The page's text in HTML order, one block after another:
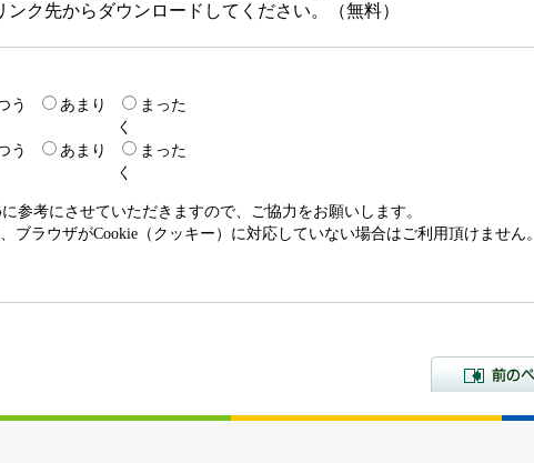
ク先からダウンロードしてください。（無料）
う あまり
まった
く
う あまり
まった
く
参考にさせていただきますので、ご協力をお願いします。
ラウザがCookie（クッキー）に対応していない場合はご利用頂けません。